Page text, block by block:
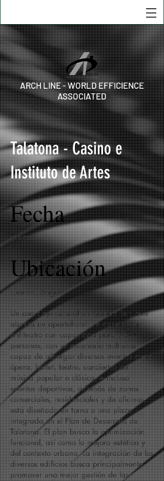
ARCH LINE - WORLD EFFICIENCE
ASSOCIATED
Talatona - Casino e
Instituto de Artes
Fecha
2009
Ubicación
Luanda, Angola
Un complejo cultural en Luanda Sur, que
abarca un apartahotel, un casino y un
anfiteatro con capacidad para 2.500
personas, con un escenario multiusos
capaz de albergar diversos eventos como
ópera, ballet, teatro, conciertos de
música popular o clásica, e incluso
eventos deportivos, además de zonas
comerciales, residenciales y de oficinas,
está diseñado en torno a una plaza
integrada en el Plan de Desarrollo de
Talatona. El plan busca la optimización
funcional, así como la mejora estética y
del contexto urbano. La integración de los
diversos edificios busca principalmente
promover una mejor gestión de las